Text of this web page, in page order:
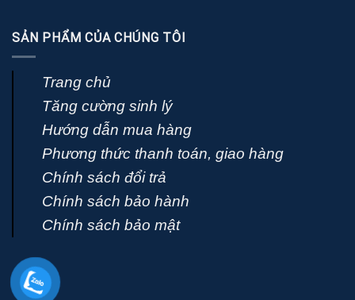
SẢN PHẨM CỦA CHÚNG TÔI
Trang chủ
Tăng cường sinh lý
Hướng dẫn mua hàng
Phương thức thanh toán, giao hàng
Chính sách đổi trả
Chính sách bảo hành
Chính sách bảo mật